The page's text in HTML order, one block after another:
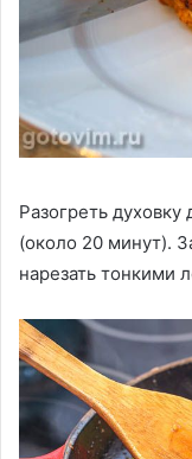
Разогреть
(около 20 минут).
нарезать тонкими